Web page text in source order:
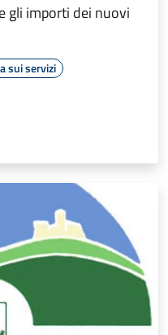
gli importi dei nuovi
sui servizi